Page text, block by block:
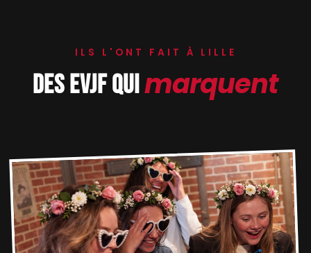
ILS L'ONT FAIT À LILLE
DES EVJF QUImarquent